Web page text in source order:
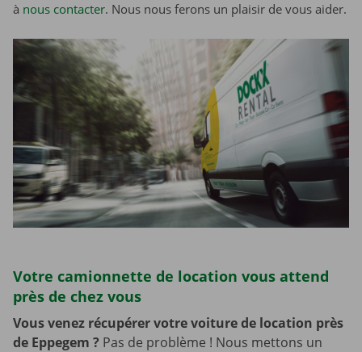
à nous contacter. Nous nous ferons un plaisir de vous aider.
Votre camionnette de location vous attend
près de chez vous
Vous venez récupérer votre voiture de location près
de Eppegem ? Pas de problème ! Nous mettons un